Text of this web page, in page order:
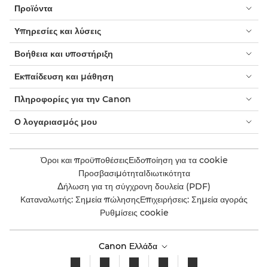
Προϊόντα
Υπηρεσίες και λύσεις
Βοήθεια και υποστήριξη
Εκπαίδευση και μάθηση
Πληροφορίες για την Canon
Ο λογαριασμός μου
Όροι και προϋποθέσειςΕιδοποίηση για τα cookie
ΠροσβασιμότηταΙδιωτικότητα
Δήλωση για τη σύγχρονη δουλεία (PDF)
Καταναλωτής: Σημεία πώλησηςΕπιχειρήσεις: Σημεία αγοράς
Ρυθμίσεις cookie
Canon Ελλάδα